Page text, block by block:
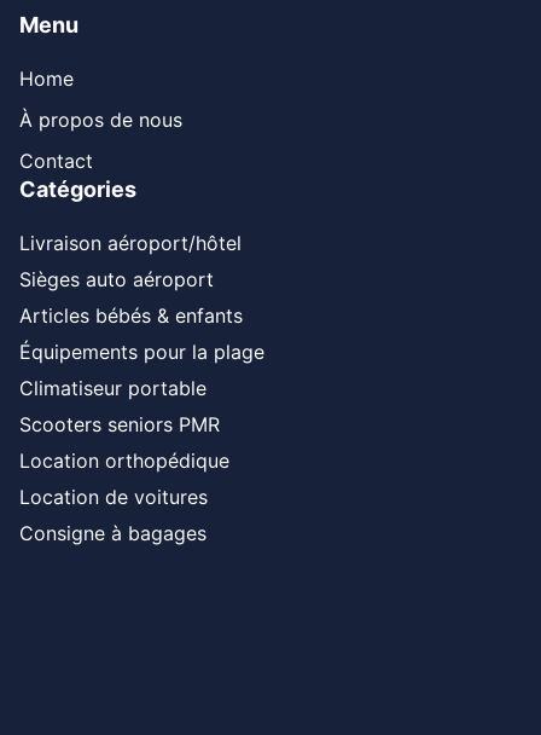
Menu
Home
À propos de nous
Contact
Catégories
Livraison aéroport/hôtel
Sièges auto aéroport
Articles bébés & enfants
Équipements pour la plage
Climatiseur portable
Scooters seniors PMR
Location orthopédique
Location de voitures
Consigne à bagages